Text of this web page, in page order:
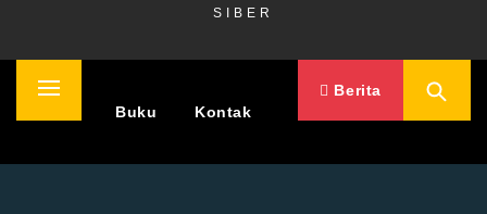
SIBER
Primary
Buku Kontak
Berita